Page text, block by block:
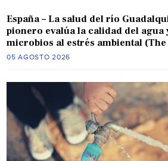
España – La salud del río
pionero evalúa la calidad del agua
microbios al estrés ambiental
05 AGOSTO 2026